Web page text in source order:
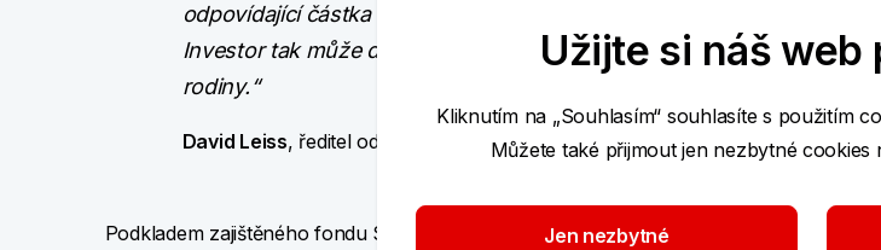
odpovídající částka bez toho, aniž by musela být zahrnuta do
Investor tak může do budoucna finančně zajistit kohokoliv, nejen
rodiny.“
David Leiss, ředitel odboru Produktového vývoje KB Pojišťovny
Podkladem zajištěného fondu Stabilita 2 je index SOLACTIVE EURO ESG 40 INDEX AR.
Užijte si náš web
Kliknutím na „Souhlasím“ souhlasíte s použitím
Můžete také přijmout jen nezbytné cookies
Jen nezbytné